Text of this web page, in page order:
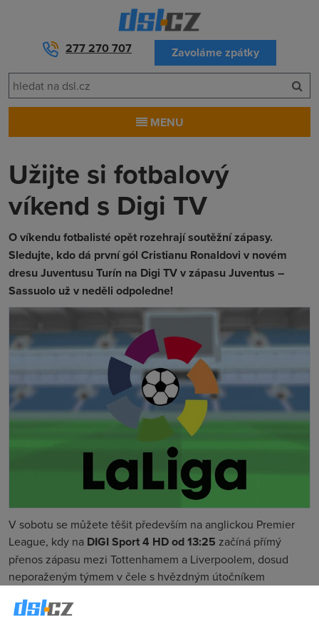
277 270 707 Zavoláme zpátky
MENU
Užijte si fotbalový
víkend s Digi TV
O víkendu fotbalisté opět rozehrají soutěžní zápasy.
Sledujte, kdo dá první gól Cristianu Ronaldovi v novém
dresu Juventusu Turín na Digi TV v zápasu Juventus –
Sassuolo už v neděli odpoledne!
V sobotu se můžete těšit především na anglickou Premier
League, kdy na DIGI Sport 4 HD od 13:25 začíná přímý
přenos zápasu mezi Tottenhamem a Liverpoolem, dosud
neporaženým týmem v čele s hvězdným útočníkem
Jürgena Kloppa. OD 15:55 fotbaloví fanoušci zisí, jestli kouč